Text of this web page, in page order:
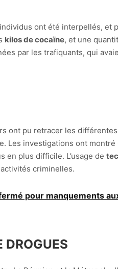
ont été interpellés, et
kilos de cocaïne, et une
par les trafiquants, qui
ont pu retracer les
Les investigations ont
plus difficile. L’usage de
criminelles.
pour manquements
DROGUES